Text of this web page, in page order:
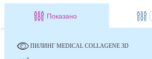
Показано
ПИЛИНГ MEDICAL COLLAGENE 3D